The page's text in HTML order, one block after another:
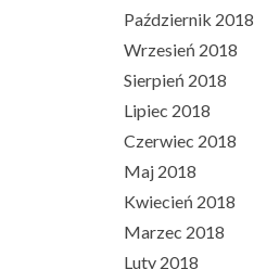
Październik 2018
Wrzesień 2018
Sierpień 2018
Lipiec 2018
Czerwiec 2018
Maj 2018
Kwiecień 2018
Marzec 2018
Luty 2018